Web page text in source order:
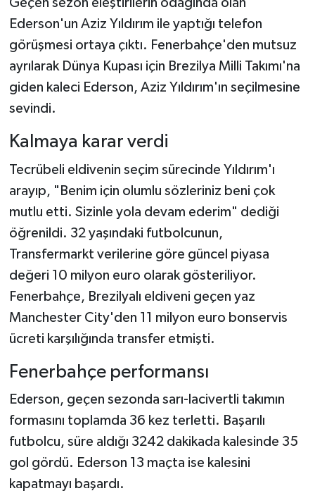
Geçen sezon eleştirilerin odağında olan
Ederson'un Aziz Yıldırım ile yaptığı telefon
görüşmesi ortaya çıktı. Fenerbahçe'den mutsuz
ayrılarak Dünya Kupası için Brezilya Milli Takımı'na
giden kaleci Ederson, Aziz Yıldırım'ın seçilmesine
sevindi.
Kalmaya karar verdi
Tecrübeli eldivenin seçim sürecinde Yıldırım'ı
arayıp, "Benim için olumlu sözleriniz beni çok
mutlu etti. Sizinle yola devam ederim" dediği
öğrenildi. 32 yaşındaki futbolcunun,
Transfermarkt verilerine göre güncel piyasa
değeri 10 milyon euro olarak gösteriliyor.
Fenerbahçe, Brezilyalı eldiveni geçen yaz
Manchester City'den 11 milyon euro bonservis
ücreti karşılığında transfer etmişti.
Fenerbahçe performansı
Ederson, geçen sezonda sarı-lacivertli takımın
formasını toplamda 36 kez terletti. Başarılı
futbolcu, süre aldığı 3242 dakikada kalesinde 35
gol gördü. Ederson 13 maçta ise kalesini
kapatmayı başardı.